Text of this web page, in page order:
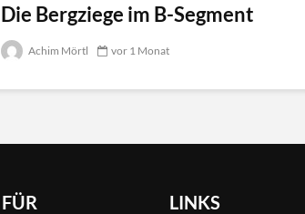
Die Bergziege im B-Segment
Achim Mörtl vor 1 Monat
LINKS